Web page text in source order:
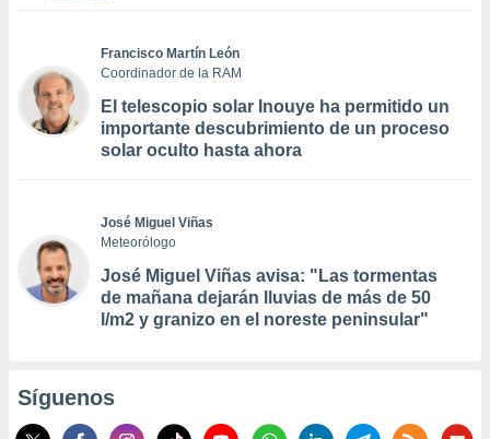
Francisco Martín León
Coordinador de la RAM
El telescopio solar Inouye ha permitido un
importante descubrimiento de un proceso
solar oculto hasta ahora
José Miguel Viñas
Meteorólogo
José Miguel Viñas avisa: "Las tormentas
de mañana dejarán lluvias de más de 50
l/m2 y granizo en el noreste peninsular"
Síguenos